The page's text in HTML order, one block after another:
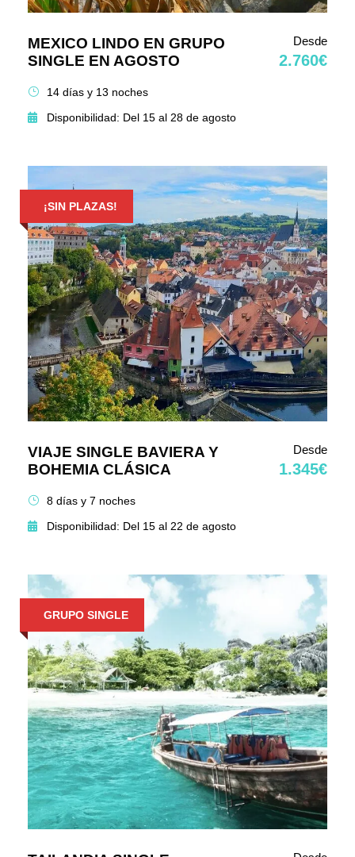
MEXICO LINDO EN GRUPO
SINGLE EN AGOSTO
Desde
2.760€
14 días y 13 noches
Disponibilidad: Del 15 al 28 de agosto
¡SIN PLAZAS!
VIAJE SINGLE BAVIERA Y
BOHEMIA CLÁSICA
Desde
1.345€
8 días y 7 noches
Disponibilidad: Del 15 al 22 de agosto
GRUPO SINGLE